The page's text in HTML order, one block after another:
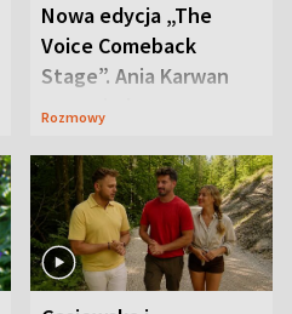
Nowa edycja „The
Voice Comeback
Stage”. Ania Karwan
zapowiada
Rozmowy